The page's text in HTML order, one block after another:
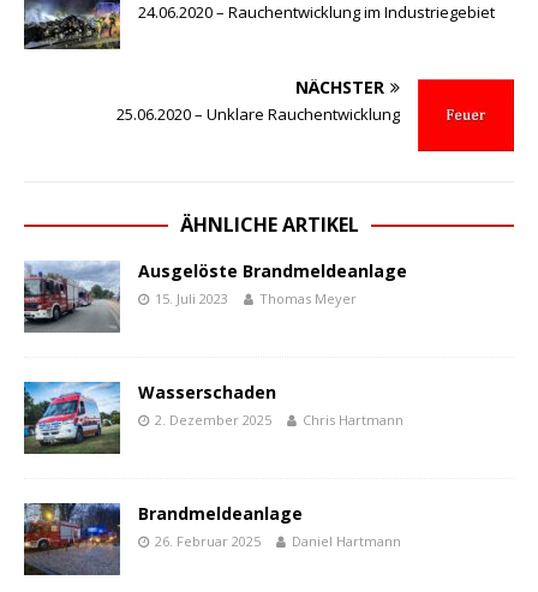
24.06.2020 – Rauchentwicklung im Industriegebiet
NÄCHSTER
25.06.2020 – Unklare Rauchentwicklung
ÄHNLICHE ARTIKEL
Ausgelöste Brandmeldeanlage
15. Juli 2023 Thomas Meyer
Wasserschaden
2. Dezember 2025 Chris Hartmann
Brandmeldeanlage
26. Februar 2025 Daniel Hartmann